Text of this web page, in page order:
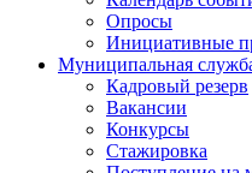
Опросы
Инициативные
Муниципальная
Кадровый резерв
Вакансии
Конкурсы
Стажировка